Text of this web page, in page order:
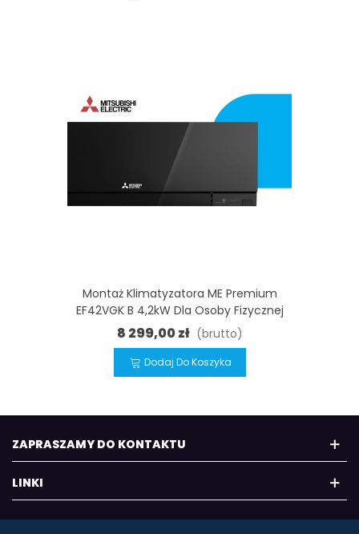
Montaż Klimatyzatora ME Premium
EF42VGK B 4,2kW Dla Osoby Fizycznej
8 299,00 zł (brutto)
Dodaj Do Koszyka
ZAPRASZAMY DO KONTAKTU
LINKI